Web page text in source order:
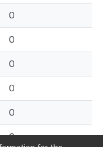
0
0
0
0
0
0